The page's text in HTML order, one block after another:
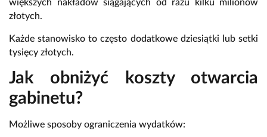
większych nakładów siągających od razu kilku milionów
złotych.
Każde stanowisko to często dodatkowe dziesiątki lub setki
tysięcy złotych.
Jak obniżyć koszty otwarcia
gabinetu?
Możliwe sposoby ograniczenia wydatków: